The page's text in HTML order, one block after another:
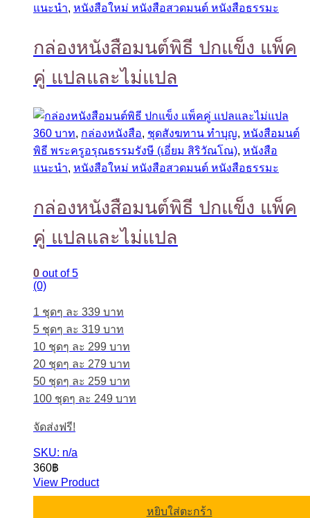
แนะนำ, หนังสือใหม่ หนังสือสวดมนต์ หนังสือธรรมะ
กล่องหนังสือมนต์พิธี ปกแข็ง แพ็ค
คู่ แปลและไม่แปล
360 บาท, กล่องหนังสือ, ชุดสังฆทาน ทำบุญ, หนังสือมนต์
พิธี พระครูอรุณธรรมรังษี (เอี่ยม สิริวัณโณ), หนังสือ
แนะนำ, หนังสือใหม่ หนังสือสวดมนต์ หนังสือธรรมะ
กล่องหนังสือมนต์พิธี ปกแข็ง แพ็ค
คู่ แปลและไม่แปล
0 out of 5
(0)
1 ชุดๆ ละ 339 บาท
5 ชุดๆ ละ 319 บาท
10 ชุดๆ ละ 299 บาท
20 ชุดๆ ละ 279 บาท
50 ชุดๆ ละ 259 บาท
100 ชุดๆ ละ 249 บาท
จัดส่งฟรี!
SKU: n/a
360฿
View Product
หยิบใส่ตะกร้า